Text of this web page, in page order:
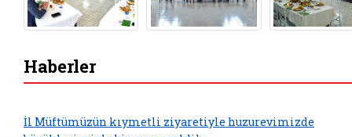
Haberler
İl Müftümüzün kıymetli ziyaretiyle huzurevimizde